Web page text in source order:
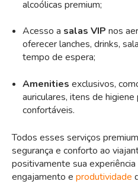
alcoólicas premium;
Acesso a salas VIP nos
oferecer lanches, drinks,
tempo de espera;
Amenities exclusivos,
auriculares, itens de
confortáveis.
Todos esses serviços
segurança e conforto ao
positivamente sua
engajamento e produtividade